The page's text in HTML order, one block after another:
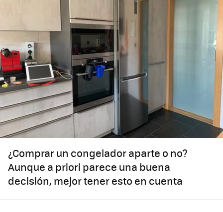
¿Comprar un congelador aparte o no?
Aunque a priori parece una buena
decisión, mejor tener esto en cuenta